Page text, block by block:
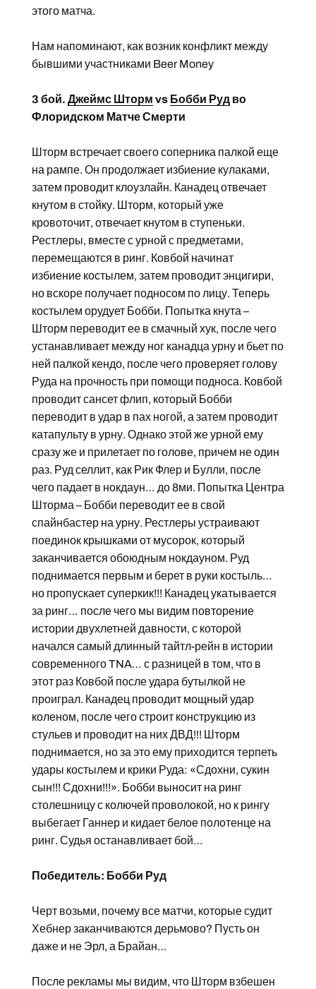
этого матча.
Нам напоминают, как возник конфликт между
бывшими участниками Beer Money
3 бой. Джеймс Шторм vs Бобби Рудво
Флоридском Матче Смерти
Шторм встречает своего соперника палкой еще
на рампе. Он продолжает избиение кулаками,
затем проводит клоузлайн. Канадец отвечает
кнутом в стойку. Шторм, который уже
кровоточит, отвечает кнутом в ступеньки.
Рестлеры, вместе с урной с предметами,
перемещаются в ринг. Ковбой начинат
избиение костылем, затем проводит энцигири,
но вскоре получает подносом по лицу. Теперь
костылем орудует Бобби. Попытка кнута –
Шторм переводит ее в смачный хук, после чего
устанавливает между ног канадца урну и бьет по
ней палкой кендо, после чего проверяет голову
Руда на прочность при помощи подноса. Ковбой
проводит сансет флип, который Бобби
переводит в удар в пах ногой, а затем проводит
катапульту в урну. Однако этой же урной ему
сразу же и прилетает по голове, причем не один
раз. Руд селлит, как Рик Флер и Булли, после
чего падает в нокдаун… до 8ми. Попытка Центра
Шторма – Бобби переводит ее в свой
спайнбастер на урну. Рестлеры устраивают
поединок крышками от мусорок, который
заканчивается обоюдным нокдауном. Руд
поднимается первым и берет в руки костыль…
но пропускает суперкик!!! Канадец укатывается
за ринг… после чего мы видим повторение
истории двухлетней давности, с которой
начался самый длинный тайтл-рейн в истории
современного TNA… с разницей в том, что в
этот раз Ковбой после удара бутылкой не
проиграл. Канадец проводит мощный удар
коленом, после чего строит конструкцию из
стульев и проводит на них ДВД!!! Шторм
поднимается, но за это ему приходится терпеть
удары костылем и крики Руда: «Сдохни, сукин
сын!!! Сдохни!!!». Бобби выносит на ринг
столешницу с колючей проволокой, но к рингу
выбегает Ганнер и кидает белое полотенце на
ринг. Судья останавливает бой…
Победитель: Бобби Руд
Черт возьми, почему все матчи, которые судит
Хебнер заканчиваются дерьмово? Пусть он
даже и не Эрл, а Брайан…
После рекламы мы видим, что Шторм взбешен